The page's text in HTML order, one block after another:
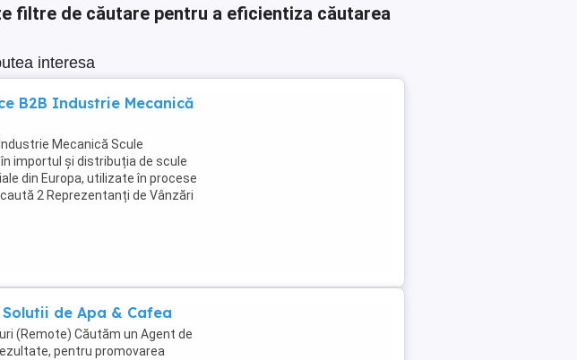
filtre de căutare pentru a eficientiza căutarea
interesa
B2B Industrie Mecanică
Mecanică Scule
importul și distribuția de scule
din Europa, utilizate în procese
2 Reprezentanți de Vânzări
de Apa & Cafea
(Remote) Căutăm un Agent de
pentru promovarea